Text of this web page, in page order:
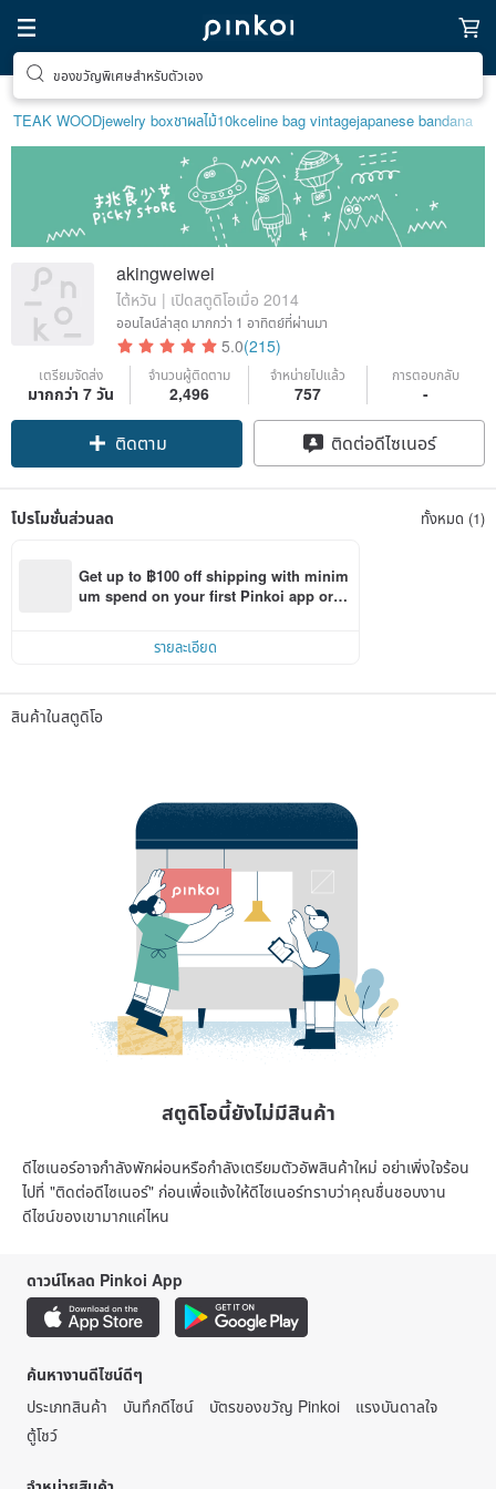
ของขวัญพิเศษสำหรับตัวเอง
TEAK WOODjewelry boxชาผลไม้10kceline bag vintagejapanese bandana
akingweiwei
ไต้หวัน | เปิดสตูดิโอเมื่อ 2014
ออนไลน์ล่าสุด มากกว่า 1 อาทิตย์ที่ผ่านมา
5.0(215)
เตรียมจัดส่ง
มากกว่า 7 วัน
จำนวนผู้ติดตาม
2,496
จำหน่ายไปแล้ว
757
การตอบกลับ
-
ติดตาม ติดต่อดีไซเนอร์
โปรโมชั่นส่วนลด ทั้งหมด (1)
Get up to ฿100 off shipping with minim
um spend on your first Pinkoi app orde
รายละเอียด
สินค้าในสตูดิโอ
สตูดิโอนี้ยังไม่มีสินค้า
ดีไซเนอร์อาจกำลังพักผ่อนหรือกำลังเตรียมตัวอัพสินค้าใหม่ อย่าเพิ่งใจร้อน
ไปที่ "ติดต่อดีไซเนอร์" ก่อนเพื่อแจ้งให้ดีไซเนอร์ทราบว่าคุณชื่นชอบงาน
ดีไซน์ของเขามากแค่ไหน
ดาวน์โหลด Pinkoi App
ค้นหางานดีไซน์ดีๆ
ประเภทสินค้า
บันทึกดีไซน์ บัตรของขวัญ Pinkoi
แรงบันดาลใจ
ตู้โชว์